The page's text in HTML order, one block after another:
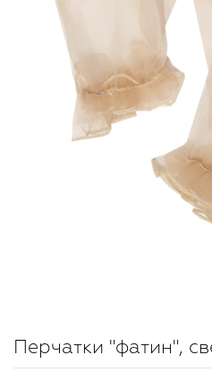
Перчатки "фатин",